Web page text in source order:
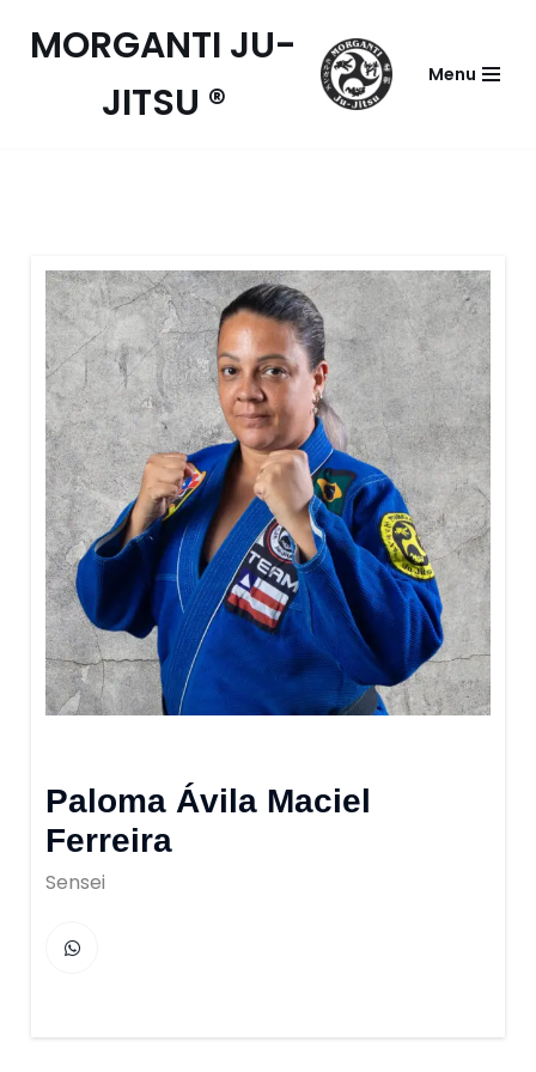
Pular
MORGANTI JU-
JITSU ®
Menu
Paloma Ávila Maciel
Ferreira
Sensei